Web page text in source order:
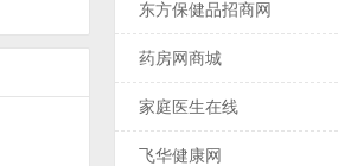
东方保健品招商网
药房网商城
家庭医生在线
飞华健康网